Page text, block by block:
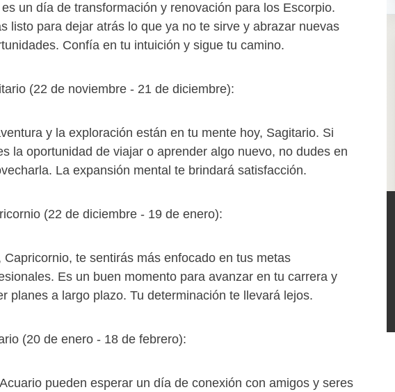
un día de transformación y renovación para los Escorpio.
listo para dejar atrás lo que ya no te sirve y abrazar nuevas
Confía en tu intuición y sigue tu camino.
(22 de noviembre - 21 de diciembre):
y la exploración están en tu mente hoy, Sagitario. Si
la oportunidad de viajar o aprender algo nuevo, no dudes en
La expansión mental te brindará satisfacción.
(22 de diciembre - 19 de enero):
Capricornio, te sentirás más enfocado en tus metas
Es un buen momento para avanzar en tu carrera y
planes a largo plazo. Tu determinación te llevará lejos.
(20 de enero - 18 de febrero):
pueden esperar un día de conexión con amigos y seres